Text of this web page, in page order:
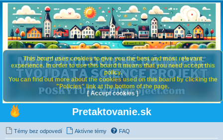
Pretaktovanie.sk
Témy bez odpovedí Aktívne témy FAQ
This board uses cookies to give you the best and most relevant
experience. In order to use this board it means that you need accept this
policy.
You can find out more about the cookies used on this board by clicking the
"Policies" link at the bottom of the page.
[ Accept cookies ]